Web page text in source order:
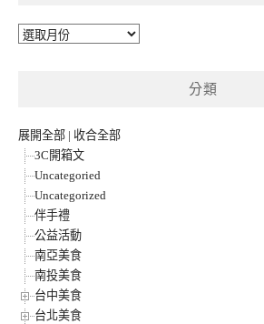
彙
分類
展開全部 | 收合全部
3C開箱文
Uncategoried
Uncategorized
伴手禮
公益活動
南亞美食
南投美食
台中美食
台北美食